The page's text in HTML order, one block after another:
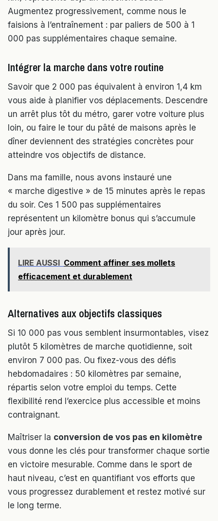
Augmentez progressivement, comme nous le
faisions à l’entraînement : par paliers de 500 à 1
000 pas supplémentaires chaque semaine.
Intégrer la marche dans votre routine
Savoir que 2 000 pas équivalent à environ 1,4 km
vous aide à planifier vos déplacements. Descendre
un arrêt plus tôt du métro, garer votre voiture plus
loin, ou faire le tour du pâté de maisons après le
dîner deviennent des stratégies concrètes pour
atteindre vos objectifs de distance.
Dans ma famille, nous avons instauré une
« marche digestive » de 15 minutes après le repas
du soir. Ces 1 500 pas supplémentaires
représentent un kilomètre bonus qui s’accumule
jour après jour.
LIRE AUSSI Comment affiner ses mollets
efficacement et durablement
Alternatives aux objectifs classiques
Si 10 000 pas vous semblent insurmontables, visez
plutôt 5 kilomètres de marche quotidienne, soit
environ 7 000 pas. Ou fixez-vous des défis
hebdomadaires : 50 kilomètres par semaine,
répartis selon votre emploi du temps. Cette
flexibilité rend l’exercice plus accessible et moins
contraignant.
Maîtriser la conversion de vos pas en kilomètre
vous donne les clés pour transformer chaque sortie
en victoire mesurable. Comme dans le sport de
haut niveau, c’est en quantifiant vos efforts que
vous progressez durablement et restez motivé sur
le long terme.